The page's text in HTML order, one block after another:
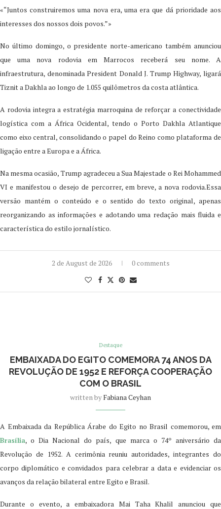
«“Juntos construiremos uma nova era, uma era que dá prioridade aos
interesses dos nossos dois povos.”»
No último domingo, o presidente norte-americano também anunciou
que uma nova rodovia em Marrocos receberá seu nome. A
infraestrutura, denominada President Donald J. Trump Highway, ligará
Tiznit a Dakhla ao longo de 1.055 quilômetros da costa atlântica.
A rodovia integra a estratégia marroquina de reforçar a conectividade
logística com a África Ocidental, tendo o Porto Dakhla Atlantique
como eixo central, consolidando o papel do Reino como plataforma de
ligação entre a Europa e a África.
Na mesma ocasião, Trump agradeceu a Sua Majestade o Rei Mohammed
VI e manifestou o desejo de percorrer, em breve, a nova rodovia.Essa
versão mantém o conteúdo e o sentido do texto original, apenas
reorganizando as informações e adotando uma redação mais fluida e
característica do estilo jornalístico.
2 de August de 2026 0 comments
Destaque
EMBAIXADA DO EGITO COMEMORA 74 ANOS DA
REVOLUÇÃO DE 1952 E REFORÇA COOPERAÇÃO
COM O BRASIL
written byFabiana Ceyhan
A Embaixada da República Árabe do Egito no Brasil comemorou, em
Brasília, o Dia Nacional do país, que marca o 74º aniversário da
Revolução de 1952. A cerimônia reuniu autoridades, integrantes do
corpo diplomático e convidados para celebrar a data e evidenciar os
avanços da relação bilateral entre Egito e Brasil.
Durante o evento, a embaixadora Mai Taha Khalil anunciou que